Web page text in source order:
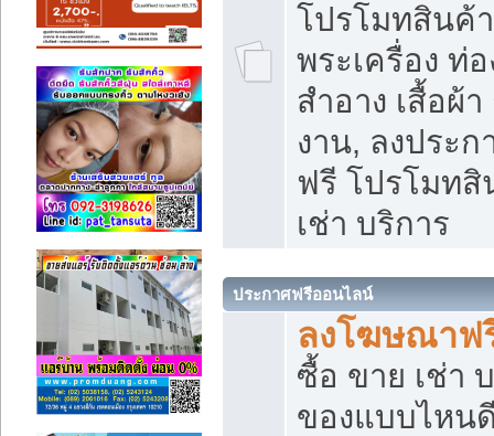
โปรโมทสินค้
พระเครื่อง ท่อ
สำอาง เสื้อผ้
งาน, ลงประ
ฟรี โปรโมท
เช่า บริการ
ประกาศฟรีออนไลน์
ลงโฆษณาฟ
ซื้อ ขาย เช่า
ของแบบไหน